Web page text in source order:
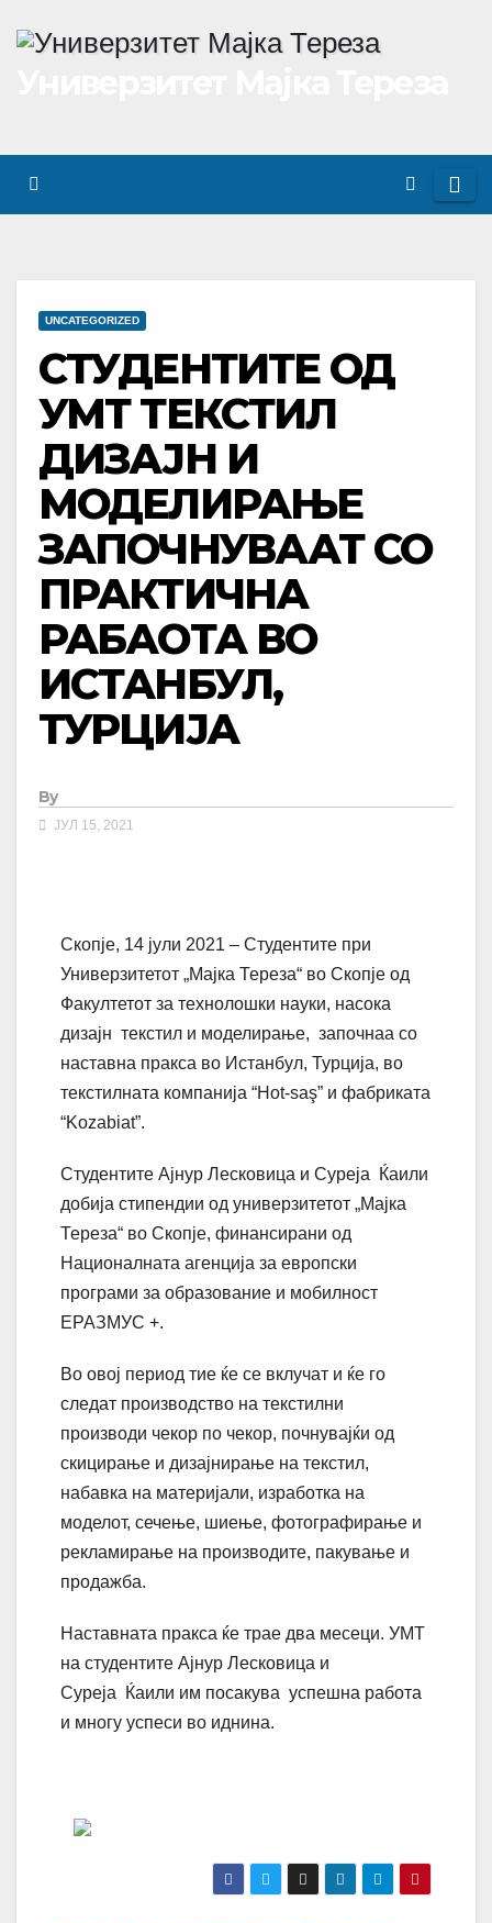
UNCATEGORIZED
СТУДЕНТИТЕ ОД
УМТ ТЕКСТИЛ
ДИЗАЈН И
МОДЕЛИРАЊЕ
ЗАПОЧНУВААТ СО
ПРАКТИЧНА
РАБАОТА ВО
ИСТАНБУЛ,
ТУРЦИЈА
By
ЈУЛ 15, 2021
Скопје, 14 јули 2021 – Студентите при
Универзитетот „Мајка Тереза“ во Скопје од
Факултетот за технолошки науки, насока
дизајн текстил и моделирање, започнаа со
наставна пракса во Истанбул, Турција, во
текстилната компанија “Hot-saş” и фабриката
“Kozabiat”.
Студентите Ајнур Лесковица и Суреја Ќаили
добија стипендии од универзитетот „Мајка
Тереза“ во Скопје, финансирани од
Националната агенција за европски
програми за образование и мобилност
ЕРАЗМУС +.
Во овој период тие ќе се вклучат и ќе го
следат производство на текстилни
производи чекор по чекор, почнувајќи од
скицирање и дизајнирање на текстил,
набавка на материјали, изработка на
моделот, сечење, шиење, фотографирање и
рекламирање на производите, пакување и
продажба.
Наставната пракса ќе трае два месеци. УМТ
на студентите Ајнур Лесковица и
Суреја Ќаили им посакува успешна работа
и многу успеси во иднина.